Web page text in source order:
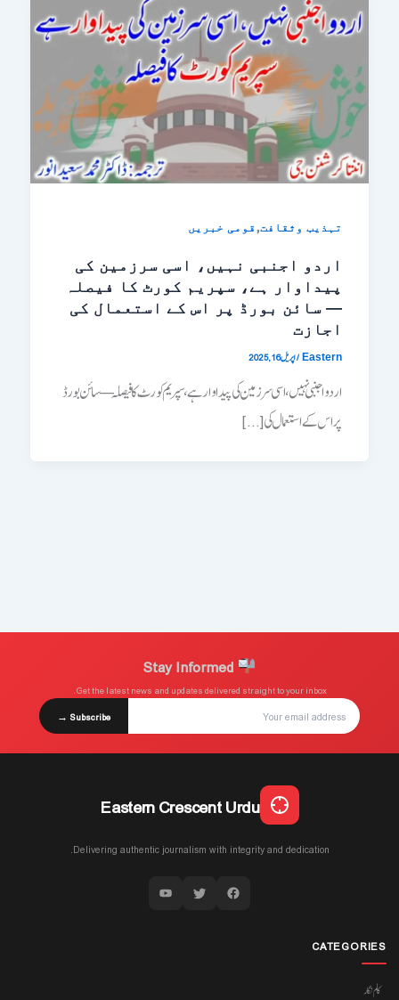
تہذیب وثقافت, قومی خبریں
اردو اجنبی نہیں، اسی سرزمین کی
پیداوار ہے، سپریم کورٹ کا فیصلہ
— سائن بورڈ پر اس کے استعمال کی
اجازت
Eastern
/اپریل 16, 2025
اردو اجنبی نہیں، اسی سرزمین کی پیداوار ہے، سپریم کورٹ کا فیصلہ — سائن بورڈ
پر اس کے استعمال کی […]
Get the latest news and updates delivered straight to your inbox.
Subscribe →
Eastern Crescent Urdu
Delivering authentic journalism with integrity and dedication.
CATEGORIES
کالم نگار